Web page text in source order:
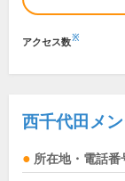
アクセス数※
西千代田メ
所在地・電話番